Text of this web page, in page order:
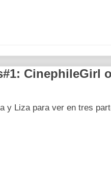
CinephileGirl
y Liza para ver en tres